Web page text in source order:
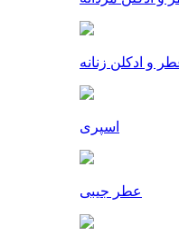
و ادکلن زنانه
اسپری
عطر جیبی